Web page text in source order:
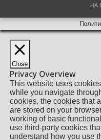
НА
Close
Privacy Overview
This website uses
while you navigate
cookies, the cookies that
are stored on your
working of basic
use third-party cookies
understand how you use